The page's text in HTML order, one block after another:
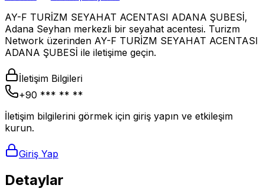
AY-F TURİZM SEYAHAT ACENTASI ADANA ŞUBESİ,
Adana Seyhan merkezli bir seyahat acentesi. Turizm
Network üzerinden AY-F TURİZM SEYAHAT ACENTASI
ADANA ŞUBESİ ile iletişime geçin.
İletişim Bilgileri
+90 *** ** **
İletişim bilgilerini görmek için giriş yapın ve etkileşim
kurun.
Giriş Yap
Detaylar